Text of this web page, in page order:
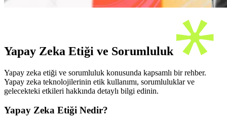
Yapay Zeka Etiği ve Sorumluluk
Yapay zeka etiği ve sorumluluk konusunda kapsamlı bir rehber.
Yapay zeka teknolojilerinin etik kullanımı, sorumluluklar ve
gelecekteki etkileri hakkında detaylı bilgi edinin.
Yapay Zeka Etiği Nedir?